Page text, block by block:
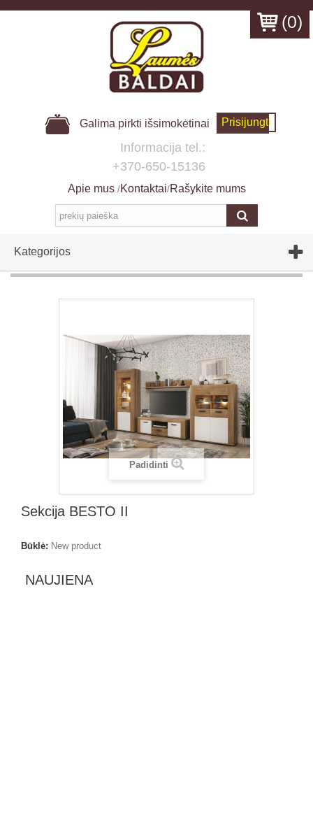
Galima pirkti išsimokėtinai Prisijungti
Informacija tel.:
+370-650-15136
Apie mus /Kontaktai/Rašykite mums
Kategorijos
(0)
Padidinti
Sekcija BESTO II
Būklė: New product
NAUJIENA